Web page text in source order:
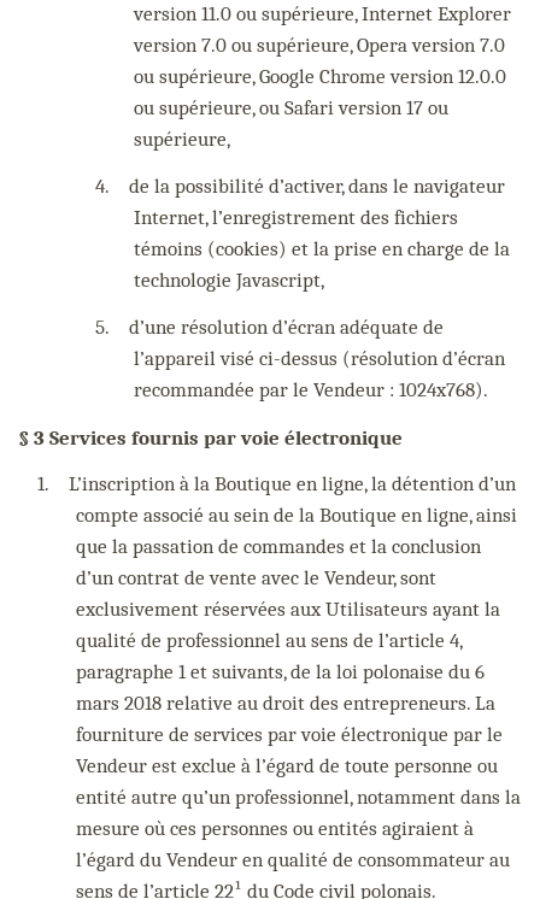
version 11.0 ou supérieure, Internet Explorer
version 7.0 ou supérieure, Opera version 7.0
ou supérieure, Google Chrome version 12.0.0
ou supérieure, ou Safari version 17 ou
supérieure,
4.
de la possibilité d’activer, dans le navigateur
Internet, l’enregistrement des fichiers
témoins (cookies) et la prise en charge de la
technologie Javascript,
5.
d’une résolution d’écran adéquate de
l’appareil visé ci-dessus (résolution d’écran
recommandée par le Vendeur : 1024x768).
§ 3 Services fournis par voie électronique
1.
L’inscription à la Boutique en ligne, la détention d’un
compte associé au sein de la Boutique en ligne, ainsi
que la passation de commandes et la conclusion
d’un contrat de vente avec le Vendeur, sont
exclusivement réservées aux Utilisateurs ayant la
qualité de professionnel au sens de l’article 4,
paragraphe 1 et suivants, de la loi polonaise du 6
mars 2018 relative au droit des entrepreneurs. La
fourniture de services par voie électronique par le
Vendeur est exclue à l’égard de toute personne ou
entité autre qu’un professionnel, notamment dans la
mesure où ces personnes ou entités agiraient à
l’égard du Vendeur en qualité de consommateur au
sens de l’article 22¹ du Code civil polonais.